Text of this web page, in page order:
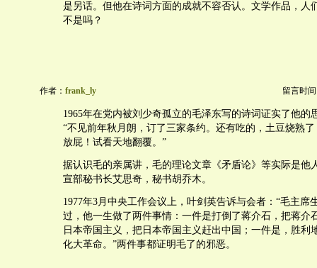
是另话。但他在诗词方面的成就不容否认。文学作品，人
不是吗？
作者： frank_ly 留言时间
1965年在党内被刘少奇孤立的毛泽东写的诗词证实了他的
“不见前年秋月朗，订了三家条约。还有吃的，土豆烧熟
放屁！试看天地翻覆。”
据认识毛的亲属讲，毛的理论文章《矛盾论》等实际是他
宣部秘书长艾思奇，秘书胡乔木。
1977年3月中央工作会议上，叶剑英告诉与会者：“毛主席
过，他一生做了两件事情：一件是打倒了蒋介石，把蒋介
日本帝国主义，把日本帝国主义赶出中国；一件是，胜利
化大革命。”两件事都证明毛了的邪恶。